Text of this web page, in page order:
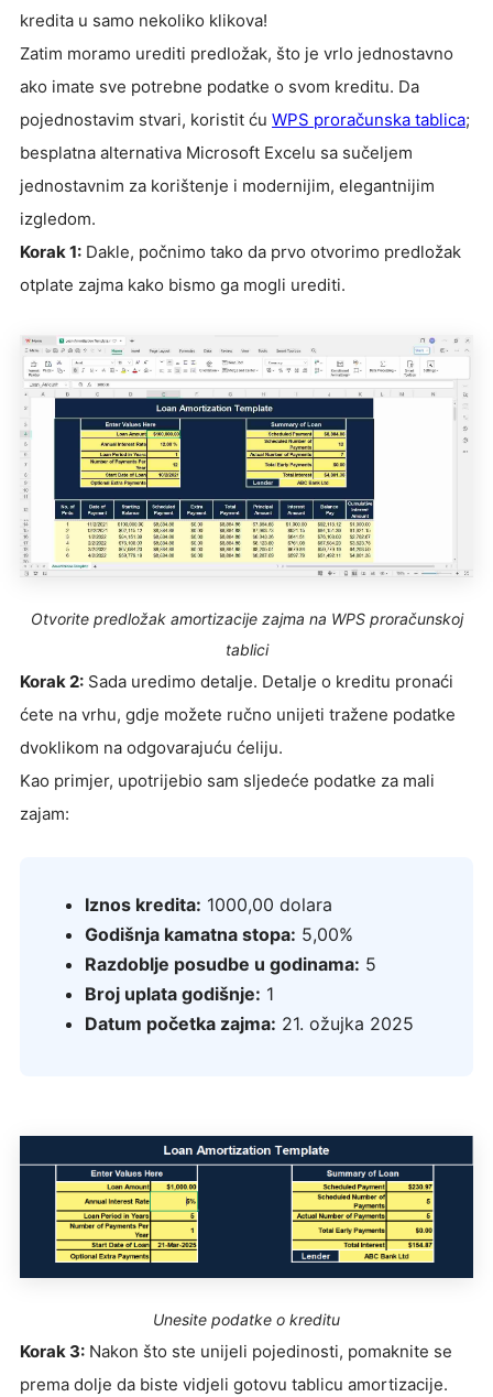
kredita u samo nekoliko klikova!
Zatim moramo urediti predložak, što je vrlo jednostavno
ako imate sve potrebne podatke o svom kreditu. Da
pojednostavim stvari, koristit ću WPS proračunska tablica;
besplatna alternativa Microsoft Excelu sa sučeljem
jednostavnim za korištenje i modernijim, elegantnijim
izgledom.
Korak 1: Dakle, počnimo tako da prvo otvorimo predložak
otplate zajma kako bismo ga mogli urediti.
Otvorite predložak amortizacije zajma na WPS proračunskoj
tablici
Korak 2: Sada uredimo detalje. Detalje o kreditu pronaći
ćete na vrhu, gdje možete ručno unijeti tražene podatke
dvoklikom na odgovarajuću ćeliju.
Kao primjer, upotrijebio sam sljedeće podatke za mali
zajam:
Iznos kredita: 1000,00 dolara
Godišnja kamatna stopa: 5,00%
Razdoblje posudbe u godinama: 5
Broj uplata godišnje: 1
Datum početka zajma: 21. ožujka 2025
Unesite podatke o kreditu
Korak 3: Nakon što ste unijeli pojedinosti, pomaknite se
prema dolje da biste vidjeli gotovu tablicu amortizacije.